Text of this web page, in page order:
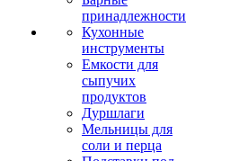
принадлежности
Кухонные
инструменты
Емкости для
сыпучих
продуктов
Дуршлаги
Мельницы для
соли и перца